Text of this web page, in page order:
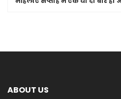
ABOUT US